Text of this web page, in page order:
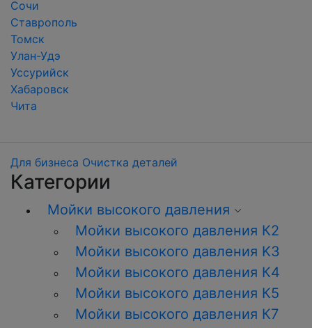
Сочи
Ставрополь
Томск
Улан-Удэ
Уссурийск
Хабаровск
Чита
Для бизнеса Очистка деталей
Категории
Мойки высокого давления
Мойки высокого давления К2
Мойки высокого давления K3
Мойки высокого давления К4
Мойки высокого давления К5
Мойки высокого давления К7